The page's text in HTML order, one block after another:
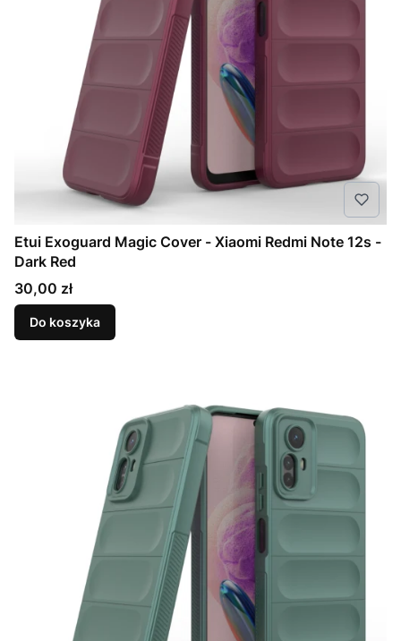
Etui Exoguard Magic Cover - Xiaomi Redmi Note 12s -
Dark Red
Cena
30,00 zł
Do koszyka